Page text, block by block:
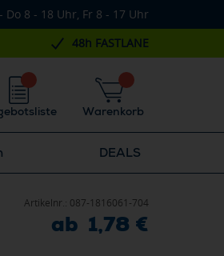
Do 8 - 18 Uhr, Fr 8 - 17 Uhr
48h FASTLANE
Warenkorb
DEALS
Artikelnr.: 087-1816061-704
ab 1,78 €